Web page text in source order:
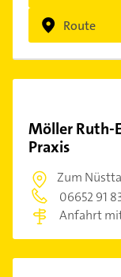
Route
Möller Ruth-
Praxis
Zum
06652 91
Anfahrt